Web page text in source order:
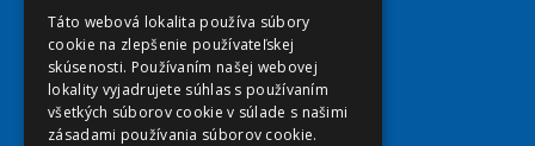
Doprava a platba
Táto webová lokalita používa súbory
cookie na zlepšenie používateľskej
skúsenosti. Používaním našej webovej
lokality vyjadrujete súhlas s používaním
všetkých súborov cookie v súlade s našimi
zásadami používania súborov cookie.